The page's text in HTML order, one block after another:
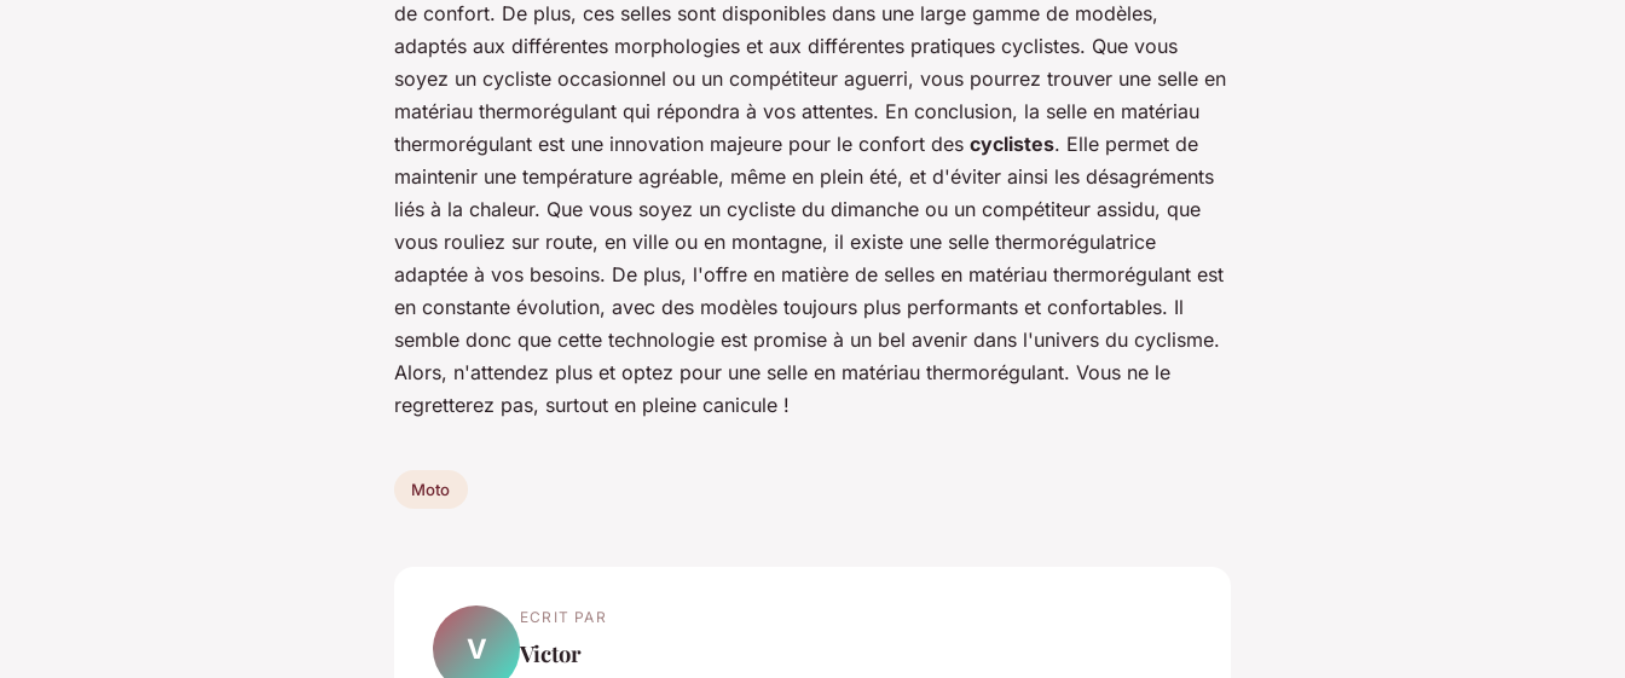
de confort. De plus, ces selles sont disponibles dans une large gamme de modèles,
adaptés aux différentes morphologies et aux différentes pratiques cyclistes. Que vous
soyez un cycliste occasionnel ou un compétiteur aguerri, vous pourrez trouver une selle en
matériau thermorégulant qui répondra à vos attentes. En conclusion, la selle en matériau
thermorégulant est une innovation majeure pour le confort des cyclistes. Elle permet de
maintenir une température agréable, même en plein été, et d'éviter ainsi les désagréments
liés à la chaleur. Que vous soyez un cycliste du dimanche ou un compétiteur assidu, que
vous rouliez sur route, en ville ou en montagne, il existe une selle thermorégulatrice
adaptée à vos besoins. De plus, l'offre en matière de selles en matériau thermorégulant est
en constante évolution, avec des modèles toujours plus performants et confortables. Il
semble donc que cette technologie est promise à un bel avenir dans l'univers du cyclisme.
Alors, n'attendez plus et optez pour une selle en matériau thermorégulant. Vous ne le
regretterez pas, surtout en pleine canicule !
Moto
V
ECRIT PAR
Victor